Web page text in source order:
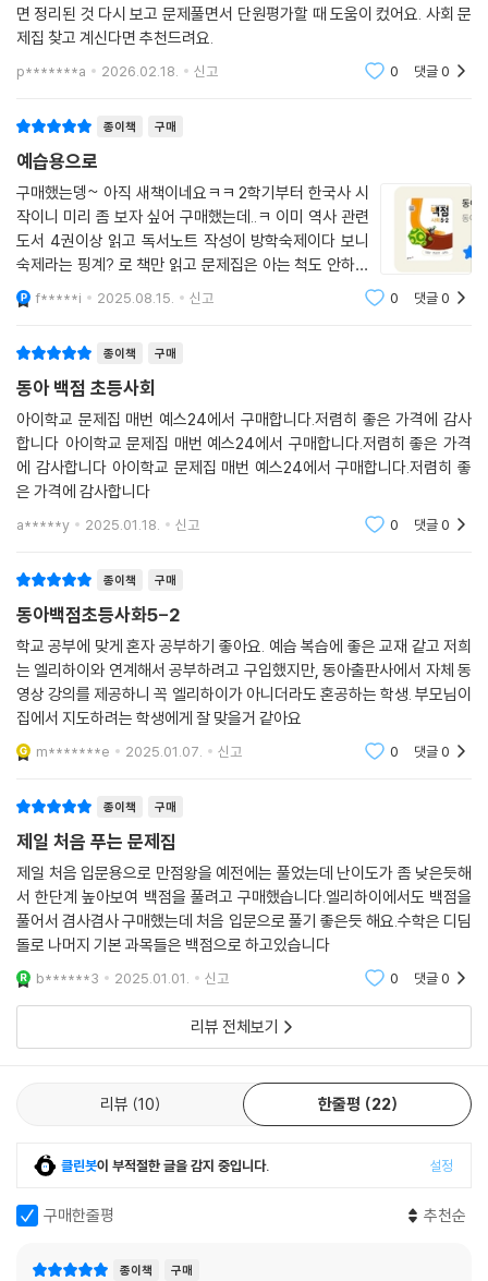
면 정리된 것 다시 보고 문제풀면서 단원평가할 때 도움이 컸어요. 사회 문
제집 찾고 계신다면 추천드려요.
p*******a 2026.02.18. 신고 0 댓글0
종이책 구매
예습용으로
구매했는뎅~ 아직 새책이네요ㅋㅋ 2학기부터 한국사 시
작이니 미리 좀 보자 싶어 구매했는데..ㅋ 이미 역사 관련
도서 4권이상 읽고 독서노트 작성이 방학숙제이다 보니
숙제라는 핑계? 로 책만 읽고 문제집은 아는 척도 안하네
요ㅋㅋ 같이 하자고는 했지만 저두 그닥..ㅋ 학기 시작하
면 그때부터 하려구요^^ (인강 활용할 수 있어서 이 교재
f*****i 2025.08.15. 신고 0 댓글0
종이책 구매
동아 백점 초등사회
아이학교 문제집 매번 예스24에서 구매합니다.저렴히 좋은 가격에 감사
합니다 아이학교 문제집 매번 예스24에서 구매합니다.저렴히 좋은 가격
에 감사합니다 아이학교 문제집 매번 예스24에서 구매합니다.저렴히 좋
은 가격에 감사합니다
a*****y 2025.01.18. 신고 0 댓글0
종이책 구매
동아백점초등사화5-2
학교 공부에 맞게 혼자 공부하기 좋아요. 예습 복습에 좋은 교재 같고 저희
는 엘리하이와 연계해서 공부하려고 구입했지만, 동아출판사에서 자체 동
영상 강의를 제공하니 꼭 엘리하이가 아니더라도 혼공하는 학생. 부모님이
집에서 지도하려는 학생에게 잘 맞을거 같아요
m*******e 2025.01.07. 신고 0 댓글0
종이책 구매
제일 처음 푸는 문제집
제일 처음 입문용으로 만점왕을 예전에는 풀었는데 난이도가 좀 낮은듯해
서 한단계 높아보여 백점을 풀려고 구매했습니다.엘리하이에서도 백점을
풀어서 겸사겸사 구매했는데 처음 입문으로 풀기 좋은듯 해요.수학은 디딤
돌로 나머지 기본 과목들은 백점으로 하고있습니다
b******3 2025.01.01. 신고 0 댓글0
리뷰 전체보기
리뷰 10 한줄평 22
클린봇이 부적절한 글을 감지 중입니다. 설정
구매한줄평 추천순
종이책 구매